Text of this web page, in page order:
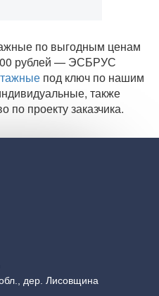
по выгодным ценам
рублей — ЭСБРУС
под ключ по нашим
также
по проекту заказчика.
дер. Лисовщина